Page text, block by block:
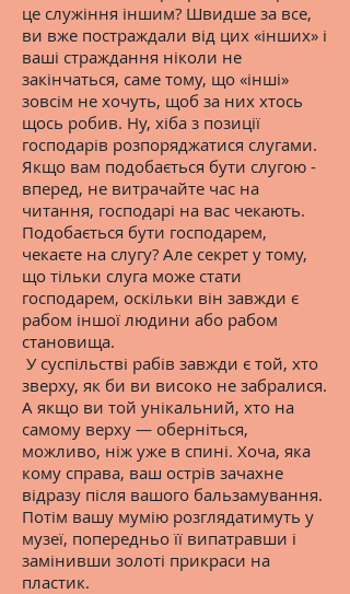
це служіння іншим? Швидше за все,
ви вже постраждали від цих «інших» і
ваші страждання ніколи не
закінчаться, саме тому, що «інші»
зовсім не хочуть, щоб за них хтось
щось робив. Ну, хіба з позиції
господарів розпоряджатися слугами.
Якщо вам подобається бути слугою -
вперед, не витрачайте час на
читання, господарі на вас чекають.
Подобається бути господарем,
чекаєте на слугу? Але секрет у тому,
що тільки слуга може стати
господарем, оскільки він завжди є
рабом іншої людини або рабом
становища.
У суспільстві рабів завжди є той, хто
зверху, як би ви високо не забралися.
А якщо ви той унікальний, хто на
самому верху — оберніться,
можливо, ніж уже в спині. Хоча, яка
кому справа, ваш острів зачахне
відразу після вашого бальзамування.
Потім вашу мумію розглядатимуть у
музеї, попередньо її випатравши і
замінивши золоті прикраси на
пластик.